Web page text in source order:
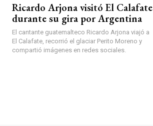
Ricardo Arjona visitó El Calafate
durante su gira por Argentina
El cantante guatemalteco Ricardo Arjona viajó a
El Calafate, recorrió el glaciar Perito Moreno y
compartió imágenes en redes sociales.